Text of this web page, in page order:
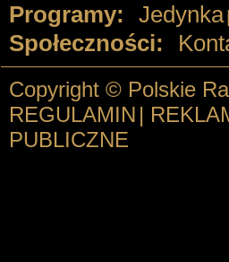
Programy: Jedynka
Społeczności:
Copyright © Polskie
REGULAMIN |
PUBLICZNE